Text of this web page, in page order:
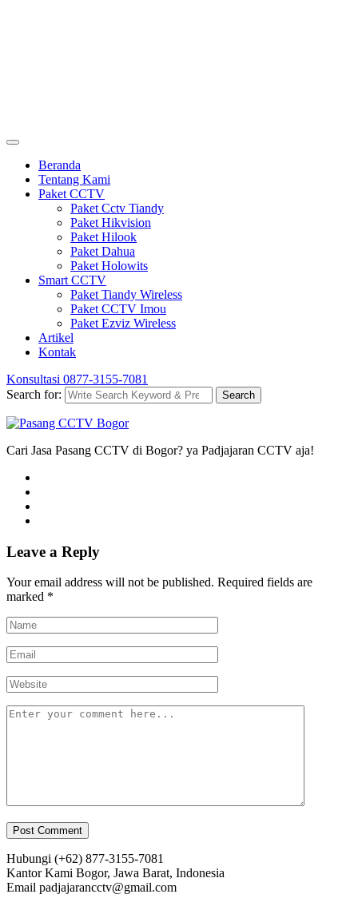
Beranda
Tentang Kami
Paket CCTV
Paket Cctv Tiandy
Paket Hikvision
Paket Hilook
Paket Dahua
Paket Holowits
Smart CCTV
Paket Tiandy Wireless
Paket CCTV Imou
Paket Ezviz Wireless
Artikel
Kontak
Konsultasi 0877-3155-7081
Search for:
Search
Cari Jasa Pasang CCTV di Bogor? ya Padjajaran CCTV aja!
Leave a Reply
Your email address will not be published. Required fields are
marked *
Hubungi (+62) 877-3155-7081
Kantor Kami Bogor, Jawa Barat, Indonesia
Email padjajarancctv@gmail.com